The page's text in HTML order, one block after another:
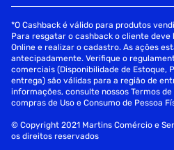
*O Cashback é válido para produtos
Para resgatar o cashback o cliente
Online e realizar o cadastro. As ações
antecipadamente. Verifique o
comerciais (Disponibilidade de Estoque,
entrega) são válidas para a região de
informações, consulte nossos Termos de
compras de Uso e Consumo de Pessoa
© Copyright 2021 Martins Comércio e
os direitos reservados